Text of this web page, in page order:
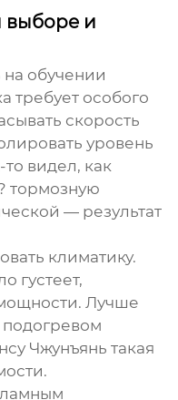
и
обучении
требует особого
скорость
уровень
видел, как
тормозную
— результат
климатику.
густеет,
Лучше
подогревом
Чжунъянь такая